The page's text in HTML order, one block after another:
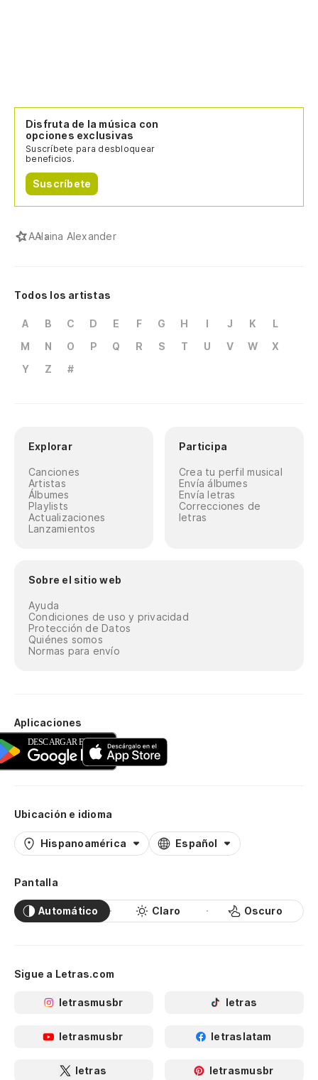
Disfruta de la música con
opciones exclusivas
Suscríbete para desbloquear
beneficios.
Suscríbete
AAlaina Alexander
Todos los artistas
A B C D E F G H I J K
L
M
N O P Q R S T U V W
X
Y
Z #
Explorar
Canciones
Artistas
Álbumes
Playlists
Actualizaciones
Lanzamientos
Participa
Crea tu perfil musical
Envía álbumes
Envía letras
Correcciones de
letras
Sobre el sitio web
Ayuda
Condiciones de uso y privacidad
Protección de Datos
Quiénes somos
Normas para envío
Aplicaciones
Ubicación e idioma
Hispanoamérica Español
Pantalla
Automático Claro Oscuro
Sigue a Letras.com
letrasmusbr letras
letrasmusbr letraslatam
letras letrasmusbr